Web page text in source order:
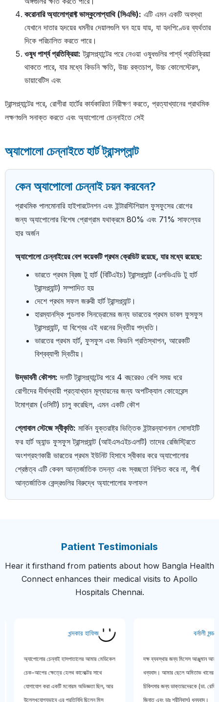
করোনারি অ্যালোগ্রাফ্ট ভাস্কুলোপ্যাথি (সিএভি): এটি এমন একটি অবস্থা
যেখানে দাতার হৃদয়ের ধমনীর দেয়ালগুলি ঘন হয়ে যায়, যা হৃদপিণ্ডের ব্যর্থতার
দিকে পরিচালিত করতে পারে।
ওষুধ পার্শ্ব প্রতিক্রিয়া: ট্রান্সপ্ল্যান্টের পরে নেওয়া ওষুধগুলির পার্শ্ব প্রতিক্রিয়া
থাকতে পারে, যার মধ্যে কিডনি ক্ষতি, উচ্চ রক্তচাপ, উচ্চ কোলেস্টেরল,
ডায়াবেটিস এবং
ট্রান্সপ্ল্যান্টের পরে, রোগীরা হার্টের কার্যকারিতা নিরীক্ষণ করতে, প্রত্যাখ্যানের প্রাথমিক
লক্ষণগুলি সনাক্ত করতে এবং অ্যাপোলো চেন্নাইতে সেই
অ্যাপোলো চেন্নাইতে হার্ট ট্রান্সপ্লান্ট
কেন অ্যাপোলো চেন্নাই চয়ন করবেন?
প্রাথমিক পালমোনারি হাইপারটেনশন এবং ইন্টারস্টিশিয়াল ফুসফুসের রোগের
জন্য অ্যাপোলোর বিশেষ প্রোগ্রাম যথাক্রমে 80% এবং 71% সাফল্যের
হার অর্জন
অ্যাপোলো চেন্নাইয়ের বেশ কয়েকটি প্রথম ক্রেডিট রয়েছে, যার মধ্যে রয়েছে:
ভারতে প্রথম ব্রিজ টু হার্ট (বিটিএইচ) ট্রান্সপ্ল্যান্ট (এলভিএডি টু হার্ট
ট্রান্সপ্ল্যান্ট) সম্পাদিত হয়
দেশে প্রথম সফল জরুরী হার্ট ট্রান্সপ্ল্যান্ট।
হারম্যানস্কি পুডলাক সিনড্রোমের জন্য ভারতের প্রথম ডাবল ফুসফুস
ট্রান্সপ্ল্যান্ট, যা বিশ্বের এই ধরনের দ্বিতীয় পদ্ধতি।
ভারতের প্রথম হার্ট, ফুসফুস এবং কিডনি প্রতিস্থাপন, আরেকটি
বিশ্বব্যাপী দ্বিতীয়।
উদ্ভাবনী কৌশল: দলটি ট্রান্সপ্ল্যান্টের পরে 4 বছরেরও বেশি সময় ধরে
রোগীদের দীর্ঘস্থায়ী প্রত্যাখ্যান মূল্যায়নের জন্য অপটিক্যাল কোহেরেন্স
টমোগ্রাম (ওসিটি) চালু করেছিল, এমন একটি কৌশ
গ্লোবাল স্টেজে স্বীকৃতি: মার্কিন যুক্তরাষ্ট্র ভিত্তিক ইন্টারন্যাশনাল সোসাইটি
ফর হার্ট অ্যান্ড ফুসফুস ট্রান্সপ্ল্যান্ট (আইএসএইচএলটি) তাদের রেজিস্ট্রিতে
অংশগ্রহণকারী ভারতের প্রথম ইউনিট হিসাবে স্বীকার করে অ্যাপোলোর
শ্রেষ্ঠত্ব এটি কেবল আন্তর্জাতিক তদন্ত এবং স্বচ্ছতা নিশ্চিত করে না, শীর্ষ
আন্তর্জাতিক কেন্দ্রগুলির বিরুদ্ধে অ্যাপোলোর ফলাফল
Patient Testimonials
Hear it firsthand from patients about how Bangla Health
Connect enhances their medical visits to Apollo
Hospitals Chennai.
দক্ষ ব্যবস্থার জন্য মিসেস
ধন্যবাদ। আমার ছেলে অমিতাভ
চিকিৎসার জন্য ডাক্তারদেরকে (ডা.
জিনাত এবং ডাঃ শ্রীনিবাস)
খন্দকার হাফিজ
অ্যাপোলোর চেন্নাই হাসপাতালের আমার মেডিকেল
চেক-আপের ক্ষেত্রে হেলথ কানেক্টের সাথে
যোগাযোগ করা একটি মনোরম অভিজ্ঞতা ছিল, আর
উল্লেখযোগ্যভাবে এর প্রতিনিধি ছিলেন মিস